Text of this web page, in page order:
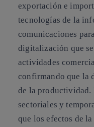
exportación e
tecnologías de la
comunicaciones
digitalización que
actividades
confirmando que la
de la productividad.
sectoriales y
que los efectos de